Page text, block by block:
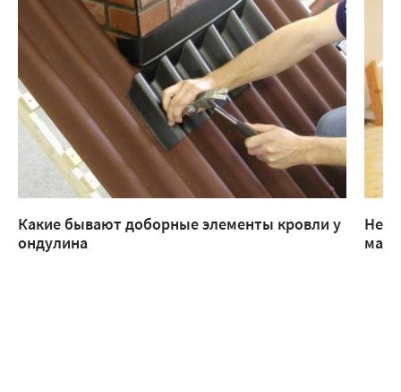
Какие бывают доборные элементы кровли у
ондулина